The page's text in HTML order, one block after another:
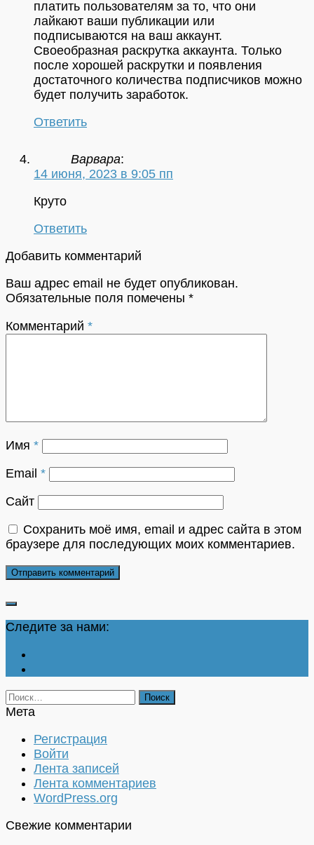
платить пользователям за то, что они
лайкают ваши публикации или
подписываются на ваш аккаунт.
Своеобразная раскрутка аккаунта. Только
после хорошей раскрутки и появления
достаточного количества подписчиков можно
будет получить заработок.
Ответить
Варвара:
14 июня, 2023 в 9:05 пп
Круто
Ответить
Добавить комментарий
Ваш адрес email не будет опубликован.
Обязательные поля помечены *
Комментарий *
Имя *
Email *
Сайт
Сохранить моё имя, email и адрес сайта в этом
браузере для последующих моих комментариев.
Следите за нами:
Найти:
Мета
Регистрация
Войти
Лента записей
Лента комментариев
WordPress.org
Свежие комментарии